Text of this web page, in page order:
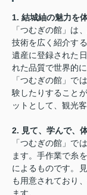
1. 結城紬の魅力を
「つむぎの館」は
技術を広く紹介す
遺産に登録された
れた品質で世界的
「つむぎの館」で
験したりすること
ットとして、観光
2. 見て、学んで、
「つむぎの館」で
ます。手作業で糸
によるものです。
も用意されており
ます。